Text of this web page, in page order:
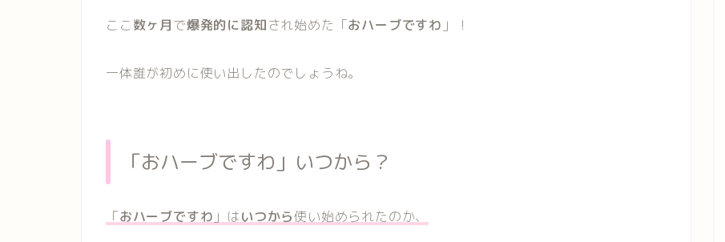
ここ数ヶ月で爆発的に認知され始めた「おハーブですわ 」！
一体誰が初めに使い出したのでしょうね。
「おハーブですわ」いつから？
「おハーブですわ 」はいつから使い始められたのか、